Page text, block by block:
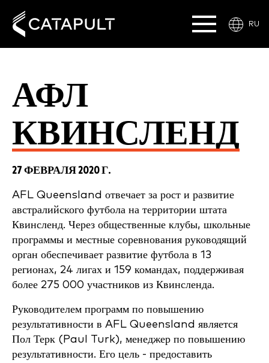
RU
АФЛ
КВИНСЛЕНД
27 ФЕВРАЛЯ 2020 Г.
AFL Queensland отвечает за рост и развитие
австралийского футбола на территории штата
Квинсленд. Через общественные клубы, школьные
программы и местные соревнования руководящий
орган обеспечивает развитие футбола в 13
регионах, 24 лигах и 159 командах, поддерживая
более 275 000 участников из Квинсленда.
Руководителем программ по повышению
результативности в AFL Queensland является
Пол Терк (Paul Turk), менеджер по повышению
результативности. Его цель - предоставить